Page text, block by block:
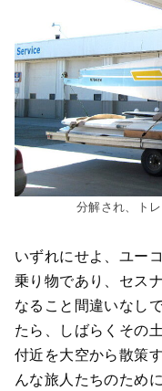
分解され、ト
いずれにせよ、ユー
乗り物であり、セス
なること間違いなし
たら、しばらくその
付近を大空から散策
んな旅人たちのため